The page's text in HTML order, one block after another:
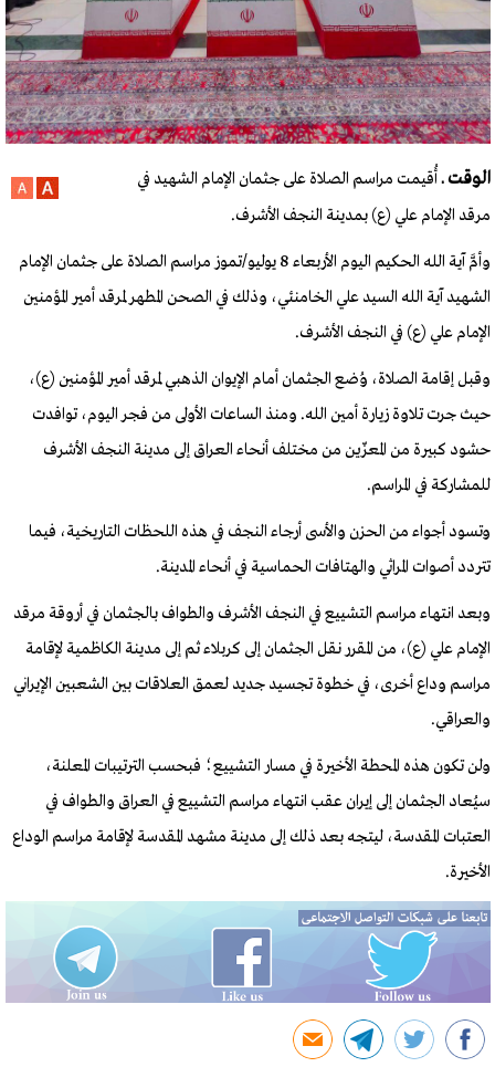
الوقت ـأُقيمت مراسم الصلاة على جثمان الإمام الشهيد في
مرقد الإمام علي (ع) بمدينة النجف الأشرف.
وأمَّ آية الله الحكيم اليوم الأربعاء 8 يوليو/تموز مراسم الصلاة على جثمان الإمام
الشهيد آية الله السيد علي الخامنئي، وذلك في الصحن المطهر لمرقد أمير المؤمنين
الإمام علي (ع) في النجف الأشرف.
وقبل إقامة الصلاة، وُضع الجثمان أمام الإيوان الذهبي لمرقد أمير المؤمنين (ع)،
حيث جرت تلاوة زيارة أمين الله. ومنذ الساعات الأولى من فجر اليوم، توافدت
حشود كبيرة من المعزّين من مختلف أنحاء العراق إلى مدينة النجف الأشرف
للمشاركة في المراسم.
وتسود أجواء من الحزن والأسى أرجاء النجف في هذه اللحظات التاريخية، فيما
تتردد أصوات المراثي والهتافات الحماسية في أنحاء المدينة.
وبعد انتهاء مراسم التشييع في النجف الأشرف والطواف بالجثمان في أروقة مرقد
الإمام علي (ع)، من المقرر نقل الجثمان إلى كربلاء ثم إلى مدينة الكاظمية لإقامة
مراسم وداع أخرى، في خطوة تجسيد جديد لعمق العلاقات بين الشعبين الإيراني
والعراقي.
ولن تكون هذه المحطة الأخيرة في مسار التشييع؛ فبحسب الترتيبات المعلنة،
سيُعاد الجثمان إلى إيران عقب انتهاء مراسم التشييع في العراق والطواف في
العتبات المقدسة، ليتجه بعد ذلك إلى مدينة مشهد المقدسة لإقامة مراسم الوداع
الأخيرة.